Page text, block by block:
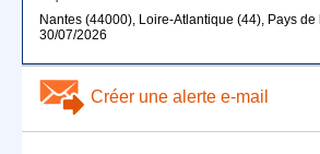
Nantes (44000), Loire-Atlantique (44), Pays de
30/07/2026
Créer une alerte e-mail